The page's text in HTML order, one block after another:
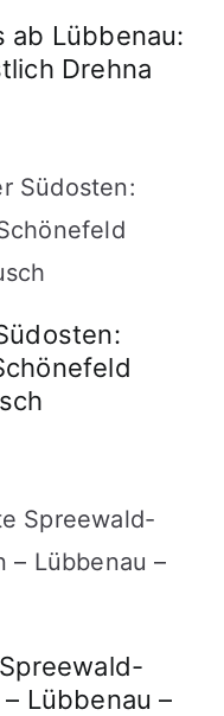
ab Lübbenau:
Drehna
Lübbenau –